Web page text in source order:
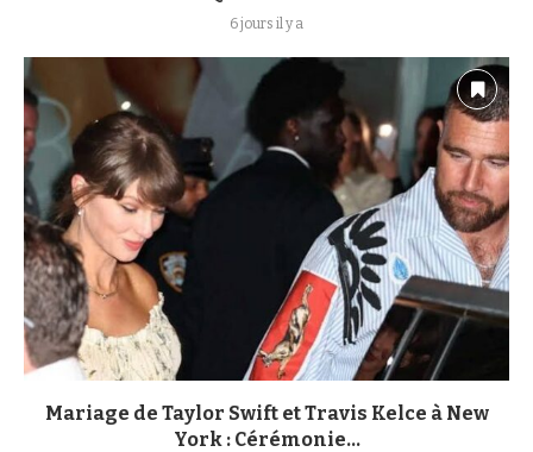
6 jours il y a
Mariage de Taylor Swift et Travis Kelce à New
York : Cérémonie...